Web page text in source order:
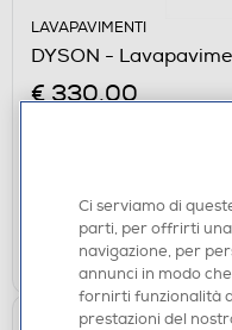
LAVAPAVIMENTI
DYSON -
€ 330,00
Ci serviamo di
parti, per offrirti
navigazione, per
annunci in modo
fornirti funzionalità
prestazioni del